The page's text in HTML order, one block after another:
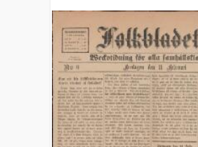
Weckotidning för alla